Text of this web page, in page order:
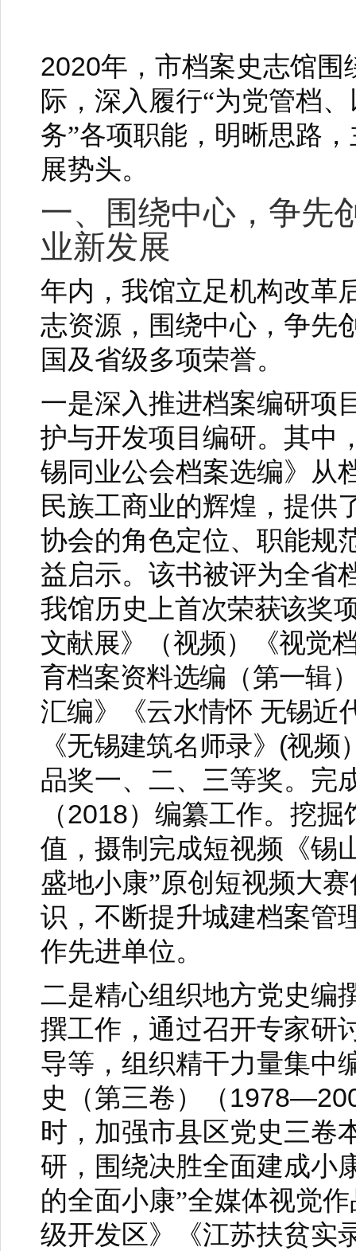
2020年，市档案史志馆围
际，深入履行“为党管档
务”各项职能，明晰思路
展势头。
一、围绕中心，争先
业新发展
年内，我馆立足机构改革
志资源，围绕中心，争先
国及省级多项荣誉。
一是深入推进档案编研项
护与开发项目编研。其中
锡同业公会档案选编》从
民族工商业的辉煌，提供
协会的角色定位、职能规
益启示。该书被评为全省
我馆历史上首次荣获该奖
文献展》（视频）《视觉
育档案资料选编（第一辑
汇编》《云水情怀 无锡近
《无锡建筑名师录》 (视频
品奖一、二、三等奖。完
（2018）编纂工作。挖
值，摄制完成短视频《锡
盛地小康”原创短视频大
识，不断提升城建档案管
作先进单位。
二是精心组织地方党史编
撰工作，通过召开专家研
导等，组织精干力量集中
史（第三卷）（
时，加强市县区党史三卷
研，围绕决胜全面建成小
的全面小康”全媒体视觉
级开发区》《江苏扶贫实